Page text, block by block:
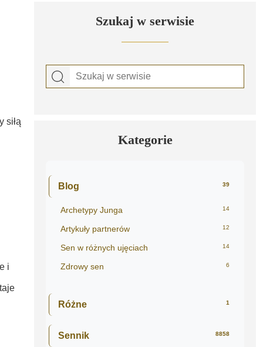
siłą
i
Szukaj w serwisie
Kategorie
Blog 39
Archetypy Junga 14
Artykuły partnerów 12
Sen w różnych ujęciach 14
Zdrowy sen 6
Różne 1
Sennik 8858